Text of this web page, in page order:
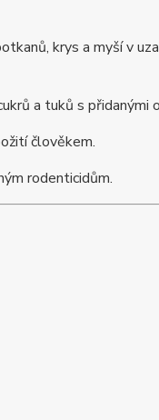
krys a myší v
a tuků s
člověkem.
rodenticidům.